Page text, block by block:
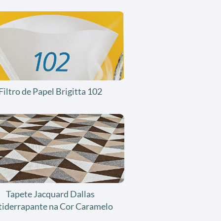
de Papel Brigitta 102
Tapete Jacquard Dallas
na Cor Caramelo